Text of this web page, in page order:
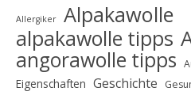
Allergiker
Alpakawolle
alpakawolle tipps
angorawolle tipps
Eigenschaften Geschichte